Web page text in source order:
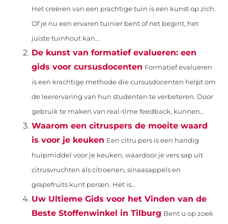
Het creëren van een prachtige tuin is een kunst op zich.
Of je nu een ervaren tuinier bent of net begint, het
juiste tuinhout kan...
De kunst van formatief evalueren: een
gids voor cursusdocenten Formatief evalueren
is een krachtige methode die cursusdocenten helpt om
de leerervaring van hun studenten te verbeteren. Door
gebruik te maken van real-time feedback, kunnen...
Waarom een citruspers de moeite waard
is voor je keuken Een citru pers is een handig
hulpmiddel voor je keuken, waardoor je vers sap uit
citrusvruchten als citroenen, sinaasappels en
grapefruits kunt persen. Het is...
Uw Ultieme Gids voor het Vinden van de
Beste Stoffenwinkel in Tilburg Bent u op zoek